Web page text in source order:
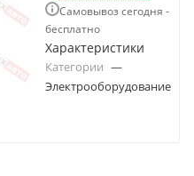
Самовывоз сегодня -
бесплатно
Характеристики
Категории —
Электрооборудование